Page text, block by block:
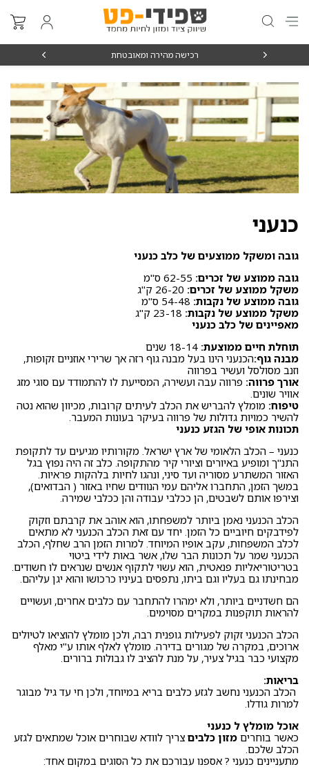
רכישה מהירה ומאובטחת
כנעני
גובה ומשקל ממוצעים של כלב כנעני
גובה ממוצע של זכרים: 62-55 ס"מ
משקל ממוצע של זכרים: 26-20 ק"ג
גובה ממוצע של נקבות: 54-48 ס"מ
משקל ממוצע של נקבות: 23-18 ק"ג
מאפיינים של כלב כנעני
תוחלת חיים ממוצעת: 18-14 שנים
מבנה גוף:הכנעני הינו בעל מבנה גוף רזה אך שרירי אוזניים זקופות,
וזנב מסולסל ועשיר בפרווה
אורך פרווה: פרווה עבה ועשירה, המסייעת לו להתמודד עם סוגי מזג
אוויר שונים.
טיפוח: מומלץ להבריש את הכלב לעיתים קרובות, מכיוון שהוא נטה
להשיר כמויות גדולות של פרווה בעיקר בעונות המעבר.
תכונות אופי של הגזע כנעני
כנעני – הכלב הלאומי של ארץ ישראל. מקורותיו מגיעים עד לתקופת
התנ"ך ומופיע באיורים וציורי קיר מהתקופה. כלב זה היה נפוץ בגל
האזור המשתרע מסוריה ועד סיני, ונהגו לחיות בלהקות פראיות.
במשך הזמן, התחברו אליהם עמי הנוודים שחיו באזור ( הבדואים),
וצירפו אותם לשבטים, הן ככלבי עבודה והן ככלבי שמירה.
הכלב הכנעני נאמן ביותר למשפחתו, הוא אוהב את קרבתם וזקוק
לפידבקים חיוביים כל הזמן. יחד עם זאת הכלב הכנעני לא מתאים
לכלב המשפחות, עקב אופיו המיוחד. למרות הזמן הרב שחלף, הכלב
הכנעני שמר על תכונות הבר שלו, אשר באות לידי ביטוי
בטריטוריאליות פנאטית, הוא עשוי לתקוף אנשים שנראים לו חשודים.
מבחינתו גם בעליו וגם ביתו, נתפסים בעיניו כרכושו והוא יגן עליהם.
הם חשדניים ביותר, ולא ימהרו להתחבר עם כלבים אחרים, ועשויים
להראות תוקפנות במקרים מסוימים.
הכלב הכנעני זקוק לפעילות גופנית רבה, ולכן מומלץ להוציאו לטיולים
ארוכים, במקרה של מגורים בדירה. מומלץ לאלף אותו ע"י מאלף
מקצועי כבר בגיל צעיר, על מנת להציב לו גבולות ברורים.
בריאות:
הכלב הכנעני נחשב לגזע כלבים בריא במיוחד, ולכן חי עד גיל מבוגר
למרות גודלו.
אוכל מומלץ ל כנעני
כאשר בוחרים מזון כלבים צריך לוודא שבוחרים אוכל שמתאים לגזע
הכלב שלכם.
מתעניינים כנעני ? אספנו עבורכם את כל הסוגים במקום אחד: